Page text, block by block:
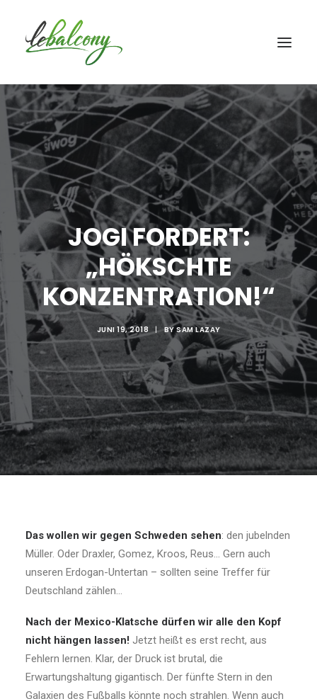
JOGI FORDERT:
„HÖKSCHTE
KONZENTRATION!“
JUNI 19, 2018 | BY SAM LAZAY
Das wollen wir gegen Schweden sehen: den jubelnden
Müller. Oder Draxler, Gomez, Kroos, Reus… Gern auch
unseren Erdogan-Untertan – sollten seine Treffer für
Deutschland zählen…
Nach der Mexico-Klatsche dürfen wir alle den Kopf
nicht hängen lassen! Jetzt heißt es erst recht, aus
Fehlern lernen. Klar, der Druck ist brutal, die
Erwartungshaltung gigantisch. Der fünfte Stern in den
Galaxien des Fußballs könnte noch strahlen. Wenn auch